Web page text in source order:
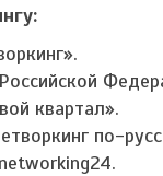
квартал».
по-